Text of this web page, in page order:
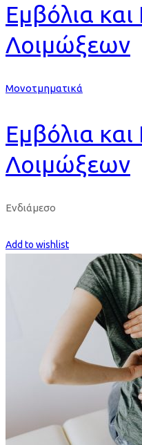
Εμβόλια
Λοιμώξεων
Μονοτμηματικά
Εμβόλια
Λοιμώξεων
Ενδιάμεσο
Add to wishlist